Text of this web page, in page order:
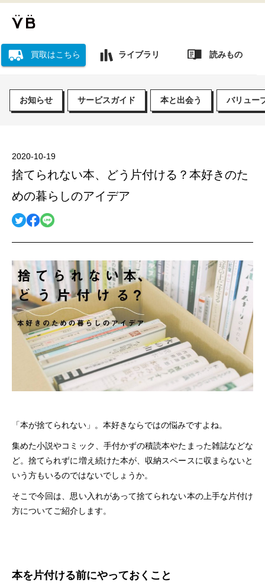
買取はこちら ライブラリ 読みもの
お知らせ サービスガイド 本と出会う バリュー
2020-10-19
捨てられない本、どう片付ける？本好きのた
めの暮らしのアイデア
「本が捨てられない」。本好きならではの悩みですよね。
集めた小説やコミック、手付かずの積読本やたまった雑誌などな
ど。捨てられずに増え続けた本が、収納スペースに収まらないと
いう方もいるのではないでしょうか。
そこで今回は、思い入れがあって捨てられない本の上手な片付け
方についてご紹介します。
本を片付ける前にやっておくこと